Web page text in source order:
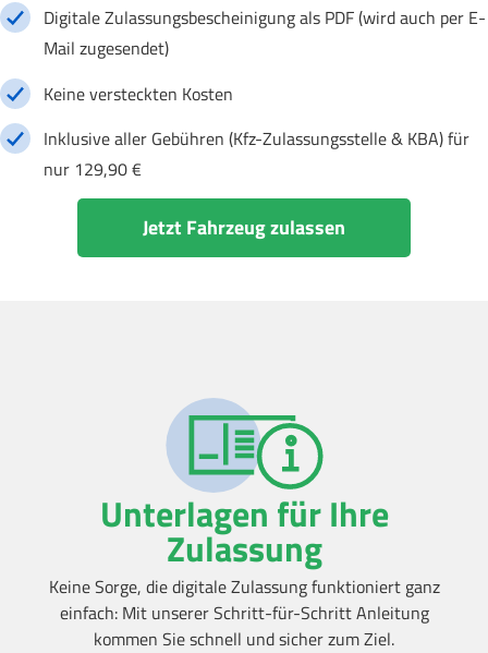
Digitale Zulassungsbescheinigung als PDF (wird auch per E-
Mail zugesendet)
Keine versteckten Kosten
Inklusive aller Gebühren (Kfz-Zulassungsstelle & KBA) für
nur 129,90 €
Jetzt Fahrzeug zulassen
Unterlagen für Ihre
Zulassung
Keine Sorge, die digitale Zulassung funktioniert ganz
einfach: Mit unserer Schritt-für-Schritt Anleitung
kommen Sie schnell und sicher zum Ziel.